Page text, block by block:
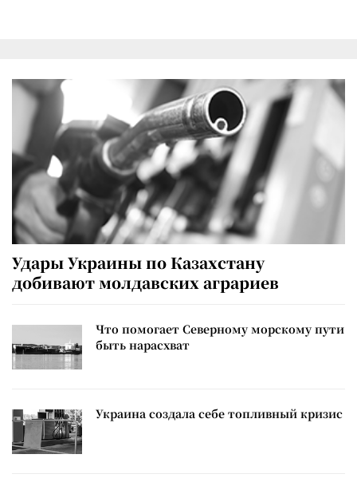
Удары Украины по Казахстану
добивают молдавских аграриев
Что помогает Северному морскому пути
быть нарасхват
Украина создала себе топливный кризис